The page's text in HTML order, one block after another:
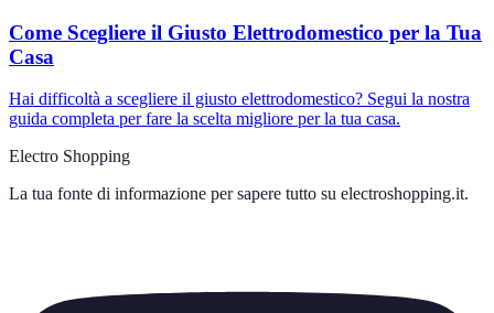
Come Scegliere il Giusto Elettrodomestico per la Tua
Casa
Hai difficoltà a scegliere il giusto elettrodomestico? Segui la nostra
guida completa per fare la scelta migliore per la tua casa.
Electro Shopping
La tua fonte di informazione per sapere tutto su electroshopping.it.